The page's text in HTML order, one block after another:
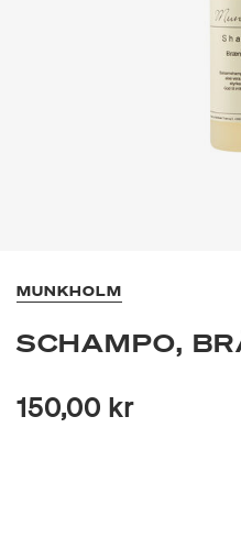
MUNKHOLM
SCHAMPO,
150,00 kr